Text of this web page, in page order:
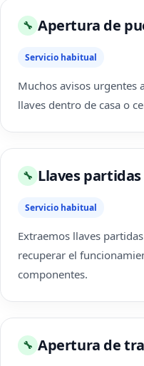
🔧 Apertura de
Servicio habitual
Muchos avisos urgentes
llaves dentro de casa o
🔧 Llaves
Servicio habitual
Extraemos llaves
recuperar el
componentes.
🔧 Apertura de